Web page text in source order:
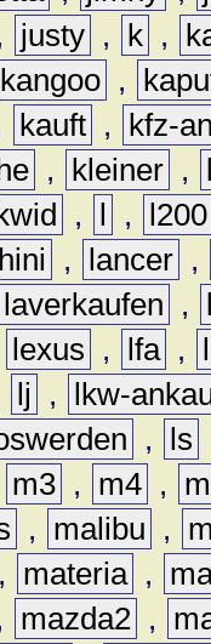
justy , k ,
kangoo ,
kauft ,
kfz-
, kleiner ,
, l , l200
, lancer ,
laverkaufen ,
lexus , lfa ,
lj , lkw-
, ls
m3 , m4 ,
, malibu ,
, materia ,
mazda2 ,